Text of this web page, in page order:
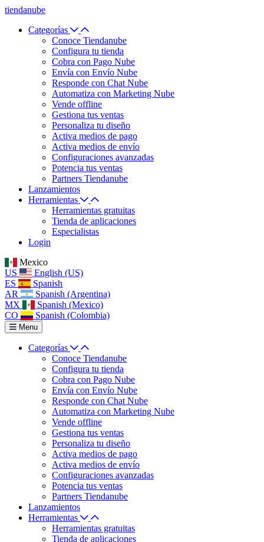
tiendanube
Categorías
Conoce Tiendanube
Configura tu tienda
Cobra con Pago Nube
Envía con Envío Nube
Responde con Chat Nube
Automatiza con Marketing Nube
Vende offline
Gestiona tus ventas
Personaliza tu diseño
Activa medios de pago
Activa medios de envío
Configuraciones avanzadas
Potencia tus ventas
Partners Tiendanube
Lanzamientos
Herramientas
Herramientas gratuitas
Tienda de aplicaciones
Especialistas
Login
Mexico
US
English (US)
ES
Spanish
AR
Spanish (Argentina)
MX
Spanish (Mexico)
CO
Spanish (Colombia)
Menu
Categorías
Conoce Tiendanube
Configura tu tienda
Cobra con Pago Nube
Envía con Envío Nube
Responde con Chat Nube
Automatiza con Marketing Nube
Vende offline
Gestiona tus ventas
Personaliza tu diseño
Activa medios de pago
Activa medios de envío
Configuraciones avanzadas
Potencia tus ventas
Partners Tiendanube
Lanzamientos
Herramientas
Herramientas gratuitas
Tienda de aplicaciones